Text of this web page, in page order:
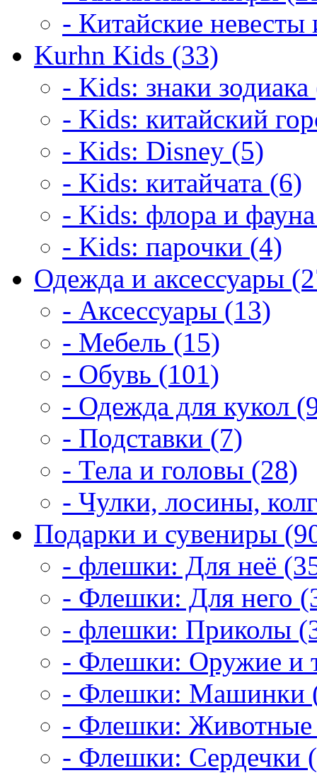
- Китайские
Kurhn Kids (33)
- Kids: знаки
- Kids: китайский
- Kids: Disney (5)
- Kids: китайчата (6)
- Kids: флора и
- Kids: парочки (4)
Одежда и аксессуары
- Аксессуары (13)
- Мебель (15)
- Обувь (101)
- Одежда для кукол
- Подставки (7)
- Тела и головы (28)
- Чулки, лосины,
Подарки и сувениры
- флешки: Для неё
- Флешки: Для него
- флешки: Приколы
- Флешки: Оружие и
- Флешки: Машинки
- Флешки: Животные
- Флешки: Сердечки